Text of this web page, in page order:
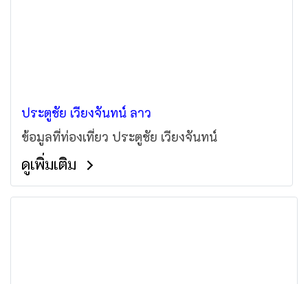
ประตูชัย เวียงจันทน์ ลาว
ข้อมูลที่ท่องเที่ยว ประตูชัย เวียงจันทน์
ดูเพิ่มเติม